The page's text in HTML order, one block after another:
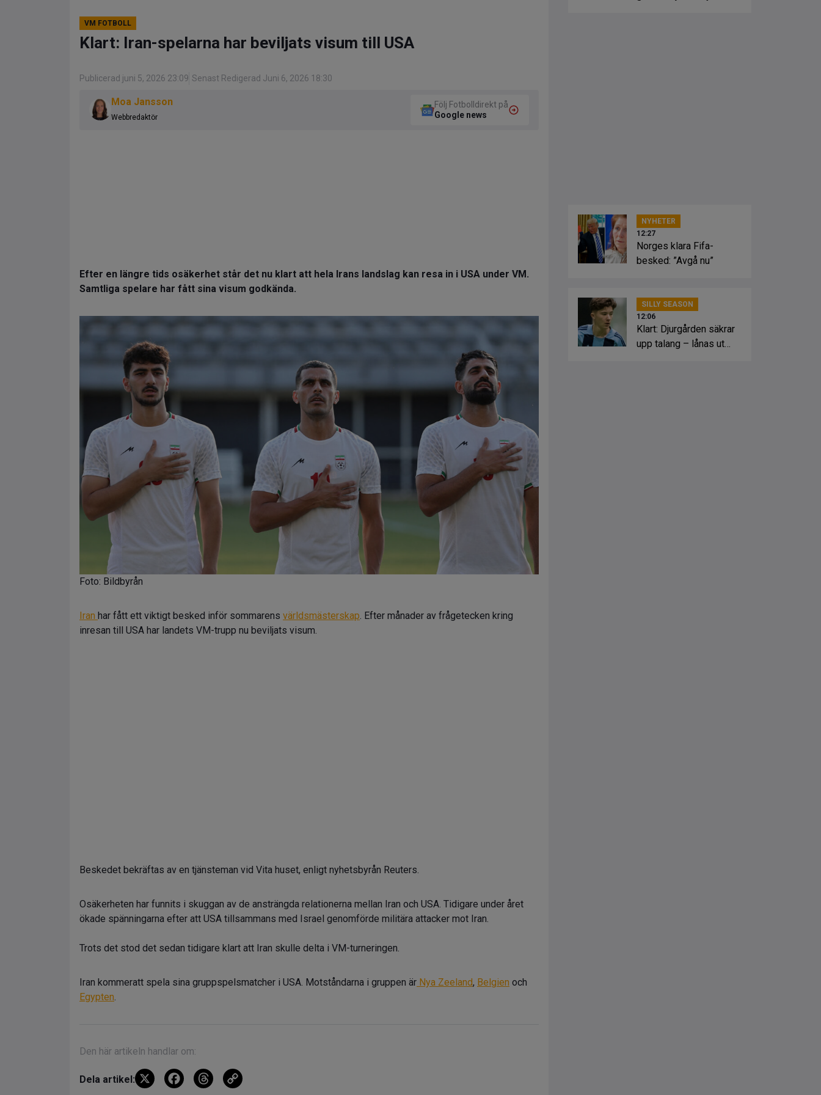
VM FOTBOLL
Klart: Iran-spelarna har beviljats visum till USA
Publicerad juni 5, 2026 23:09 Senast Redigerad Juni 6, 2026 18:30
Moa Jansson
Webbredaktör
Följ Fotbolldirekt på
Google news
Efter en längre tids osäkerhet står det nu klart att hela Irans landslag kan resa in i USA under VM.
Samtliga spelare har fått sina visum godkända.
Foto: Bildbyrån
Iran har fått ett viktigt besked inför sommarens världsmästerskap. Efter månader av frågetecken kring
inresan till USA har landets VM-trupp nu beviljats visum.
Beskedet bekräftas av en tjänsteman vid Vita huset, enligt nyhetsbyrån Reuters.
Osäkerheten har funnits i skuggan av de ansträngda relationerna mellan Iran och USA. Tidigare under året
ökade spänningarna efter att USA tillsammans med Israel genomförde militära attacker mot Iran.
Trots det stod det sedan tidigare klart att Iran skulle delta i VM-turneringen.
Iran kommeratt spela sina gruppspelsmatcher i USA. Motståndarna i gruppen är Nya Zeeland, Belgien och
Egypten.
Den här artikeln handlar om:
Dela artikel: X
F
T
NYHETER
12:27
Norges klara Fifa-
besked: ”Avgå nu”
SILLY SEASON
12:06
Klart: Djurgården säkrar
upp talang – lånas ut